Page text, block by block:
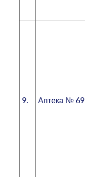
9. Аптека № 69